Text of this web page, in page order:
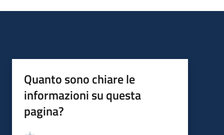
Quanto sono chiare le
informazioni su questa
pagina?
Valutazione